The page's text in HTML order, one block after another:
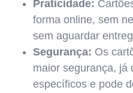
Praticidade:
forma online, sem
sem aguardar
Segurança: Os
maior segurança, já
específicos e pode